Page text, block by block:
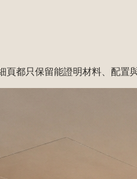
都只保留能證明材料、配置